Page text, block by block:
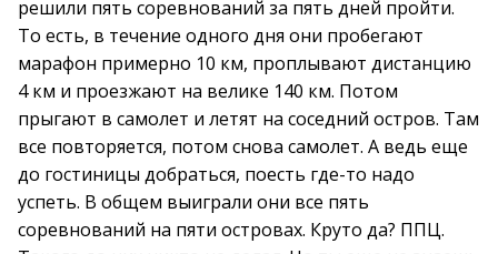
решили пять соревнований за пять дней пройти.
То есть, в течение одного дня они пробегают
марафон примерно 10 км, проплывают дистанцию
4 км и проезжают на велике 140 км. Потом
прыгают в самолет и летят на соседний остров. Там
все повторяется, потом снова самолет. А ведь еще
до гостиницы добраться, поесть где-то надо
успеть. В общем выиграли они все пять
соревнований на пяти островах. Круто да? ППЦ.